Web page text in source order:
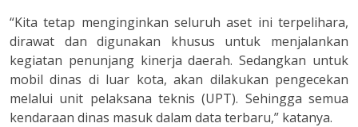
“Kita tetap menginginkan seluruh aset ini terpelihara,
dirawat dan digunakan khusus untuk menjalankan
kegiatan penunjang kinerja daerah. Sedangkan untuk
mobil dinas di luar kota, akan dilakukan pengecekan
melalui unit pelaksana teknis (UPT). Sehingga semua
kendaraan dinas masuk dalam data terbaru,” katanya.